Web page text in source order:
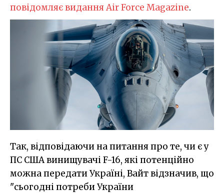
повідомляє видання Air Force Magazine.
Так, відповідаючи на питання про те, чи є у
ПС США винищувачі F-16, які потенційно
можна передати Україні, Вайт відзначив, що
"сьогодні потреби України